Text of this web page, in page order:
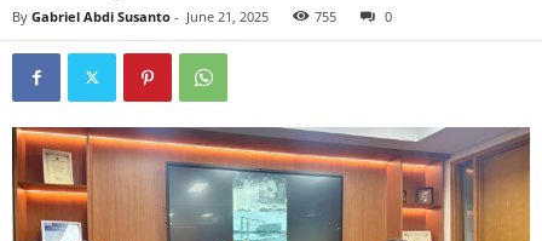
By Gabriel Abdi Susanto - June 21, 2025 755 0